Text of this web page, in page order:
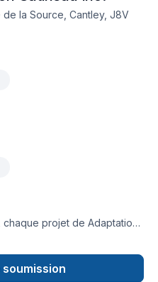
de confiance avec nos
de collaborer avec vous
de la Source, Cantley, J8V
chaque projet de Adaptation
Béton, Calfeutrage,
Coffrage, Crépis, Cuisine,